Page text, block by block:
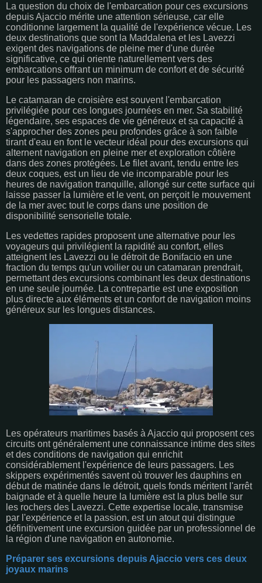
La question du choix de l'embarcation pour ces excursions
depuis Ajaccio mérite une attention sérieuse, car elle
conditionne largement la qualité de l'expérience vécue. Les
deux destinations que sont la Maddalena et les Lavezzi
exigent des navigations de pleine mer d'une durée
significative, ce qui oriente naturellement vers des
embarcations offrant un minimum de confort et de sécurité
pour les passagers non marins.
Le catamaran de croisière est souvent l'embarcation
privilégiée pour ces longues journées en mer. Sa stabilité
légendaire, ses espaces de vie généreux et sa capacité à
s'approcher des zones peu profondes grâce à son faible
tirant d'eau en font le vecteur idéal pour des excursions qui
alternent navigation en pleine mer et exploration côtière
dans des zones protégées. Le filet avant, tendu entre les
deux coques, est un lieu de vie incomparable pour les
heures de navigation tranquille, allongé sur cette surface qui
laisse passer la lumière et le vent, on perçoit le mouvement
de la mer avec tout le corps dans une position de
disponibilité sensorielle totale.
Les vedettes rapides proposent une alternative pour les
voyageurs qui privilégient la rapidité au confort, elles
atteignent les Lavezzi ou le détroit de Bonifacio en une
fraction du temps qu'un voilier ou un catamaran prendrait,
permettant des excursions combinant les deux destinations
en une seule journée. La contrepartie est une exposition
plus directe aux éléments et un confort de navigation moins
généreux sur les longues distances.
Les opérateurs maritimes basés à Ajaccio qui proposent ces
circuits ont généralement une connaissance intime des sites
et des conditions de navigation qui enrichit
considérablement l'expérience de leurs passagers. Les
skippers expérimentés savent où trouver les dauphins en
début de matinée dans le détroit, quels fonds méritent l'arrêt
baignade et à quelle heure la lumière est la plus belle sur
les rochers des Lavezzi. Cette expertise locale, transmise
par l'expérience et la passion, est un atout qui distingue
définitivement une excursion guidée par un professionnel de
la région d'une navigation en autonomie.
Préparer ses excursions depuis Ajaccio vers ces deux
joyaux marins